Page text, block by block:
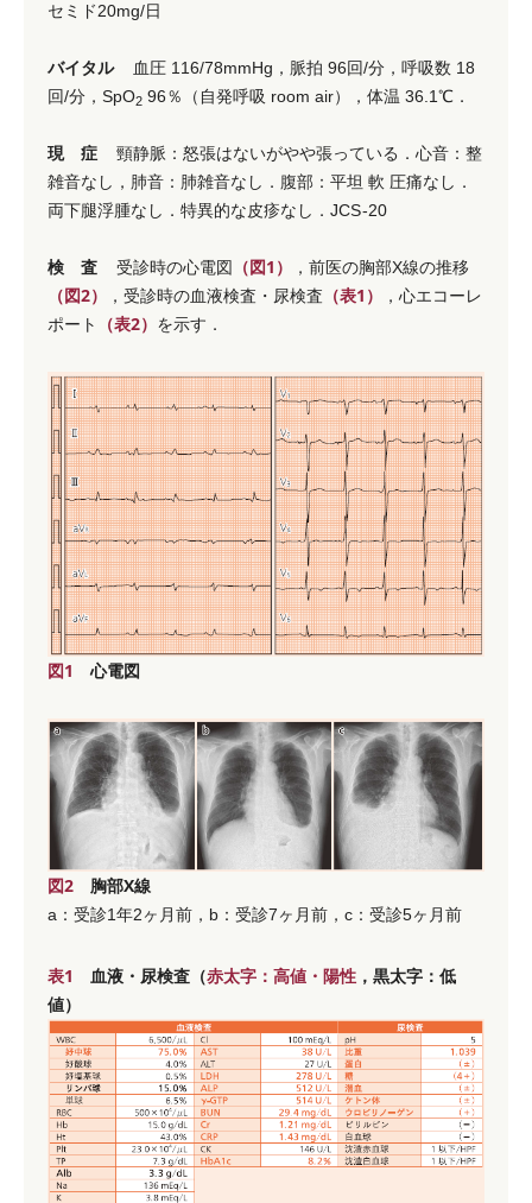
セミド20mg/日
バイタル血圧 116/78mmHg，脈拍 96回/分，呼吸数 18
回/分，SpO2 96％（自発呼吸 room air），体温 36.1℃．
現 症 頸静脈：怒張はないがやや張っている．心音：整
雑音なし，肺音：肺雑音なし．腹部：平坦 軟 圧痛なし．
両下腿浮腫なし．特異的な皮疹なし．JCS-20
検 査 受診時の心電図 （図1） ，前医の胸部X線の推移
（図2） ，受診時の血液検査・尿検査 （表1）
，心エコーレ
ポート
（表2） を示す．
図1 心電図
図2 胸部X線
a：受診1年2ヶ月前，b：受診7ヶ月前，c：受診5ヶ月前
表1 血液・尿検査（赤太字：高値・陽性 ，黒太字：低
値）